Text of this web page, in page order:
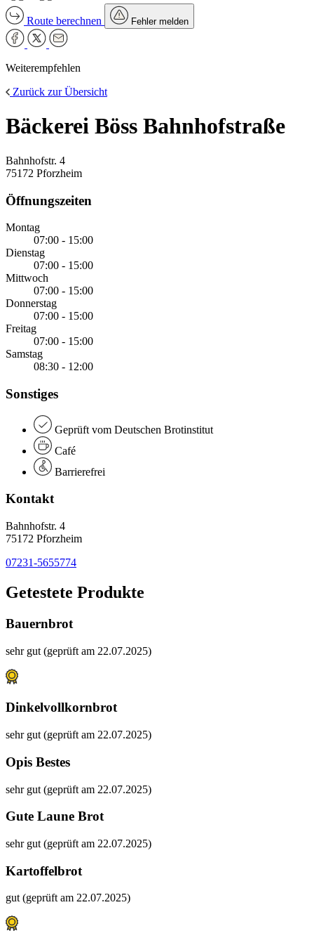
Route berechnen Fehler melden
Weiterempfehlen
Zurück zur Übersicht
Bäckerei Böss Bahnhofstraße
Bahnhofstr. 4
75172 Pforzheim
Öffnungszeiten
Montag
07:00 - 15:00
Dienstag
07:00 - 15:00
Mittwoch
07:00 - 15:00
Donnerstag
07:00 - 15:00
Freitag
07:00 - 15:00
Samstag
08:30 - 12:00
Sonstiges
Geprüft vom Deutschen Brotinstitut
Café
Barrierefrei
Kontakt
Bahnhofstr. 4
75172 Pforzheim
07231-5655774
Getestete Produkte
Bauernbrot
sehr gut (geprüft am 22.07.2025)
Dinkelvollkornbrot
sehr gut (geprüft am 22.07.2025)
Opis Bestes
sehr gut (geprüft am 22.07.2025)
Gute Laune Brot
sehr gut (geprüft am 22.07.2025)
Kartoffelbrot
gut (geprüft am 22.07.2025)